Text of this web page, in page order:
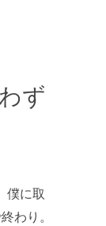
ず
僕に取
わり。